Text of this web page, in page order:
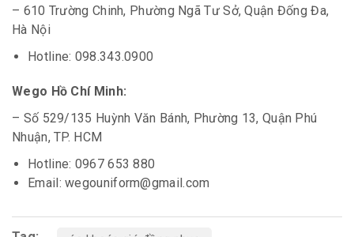
– 610 Trường Chinh, Phường Ngã Tư Sở, Quận Đống Đa,
Hà Nội
Hotline: 098.343.0900
Wego Hồ Chí Minh:
– Số 529/135 Huỳnh Văn Bánh, Phường 13, Quận Phú
Nhuận, TP. HCM
Hotline: 0967 653 880
Email: wegouniform@gmail.com